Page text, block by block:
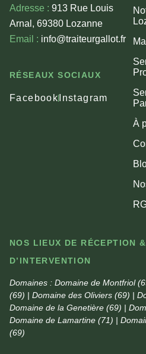
Adresse : 913 Rue Louis
Arnal, 69380 Lozanne
Email : info@traiteurgallot.fr
RÉSEAUX SOCIAUX
Facebook Instagram
À
NOS LIEUX DE RÉCEPTION
D’INTERVENTION
Domaines : Domaine de Montfriol
(69) | Domaine des Oliviers (69) |
Domaine de la Genetière (69) |
Domaine de Lamartine (71) |
(69)